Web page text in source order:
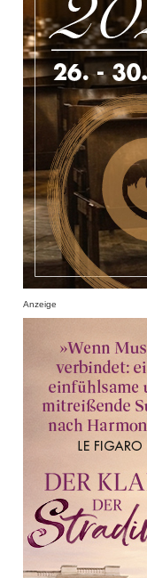
Anzeige